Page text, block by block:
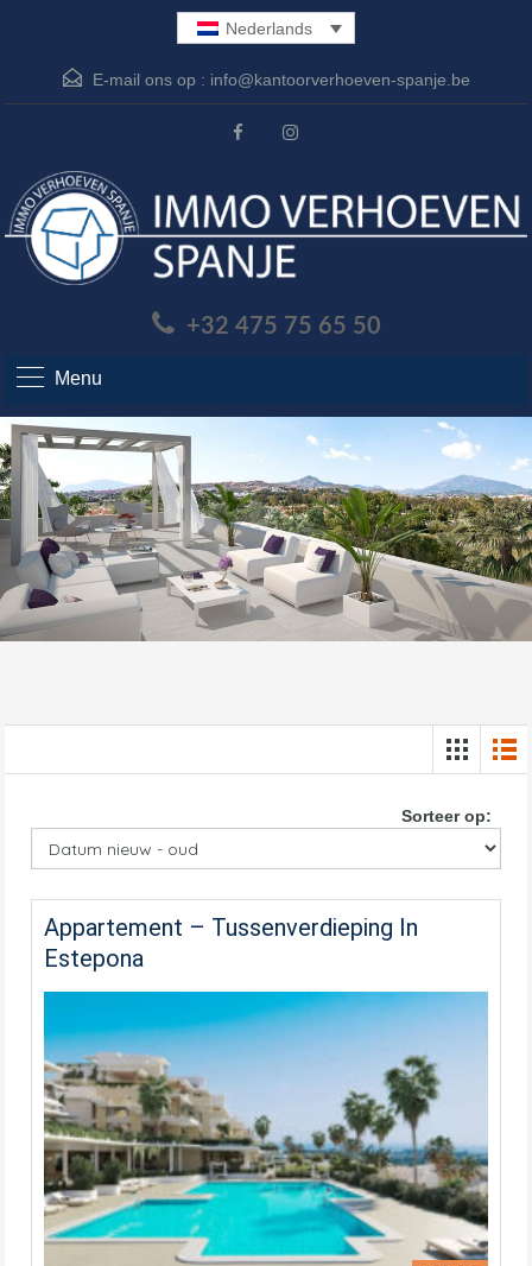
Nederlands
E-mail ons op : info@kantoorverhoeven-spanje.be
+32 475 75 65 50
Menu
Sorteer op:
Appartement – Tussenverdieping In
Estepona